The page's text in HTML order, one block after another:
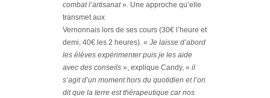
combat l’artisanat». Une approche qu’elle
transmet aux
Vernonnais lors de ses cours (30€ l’heure et
demi, 40€ les 2 heures). « Je laisse d’abord
les élèves expérimenter puis je les aide
avec des conseils », explique Candy, « il
s’agit d’un moment hors du quotidien et l’on
dit que la terre est thérapeutique car nos